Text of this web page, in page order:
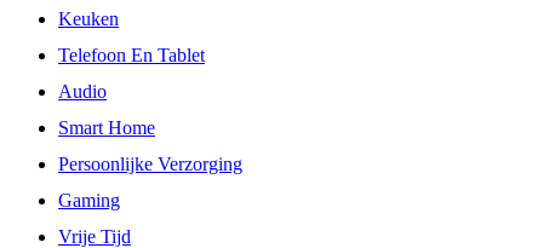
Keuken
Telefoon En Tablet
Audio
Smart Home
Persoonlijke Verzorging
Gaming
Vrije Tijd